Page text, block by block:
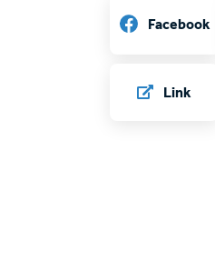
Facebook
Link